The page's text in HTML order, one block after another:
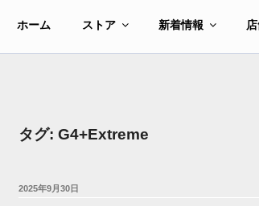
ホーム ストア 新着情報
タグ: G4+Extreme
投
2025年9月30日